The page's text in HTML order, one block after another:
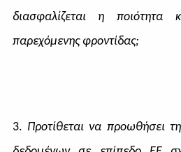
διασφαλίζεται η
παρεχόμενης φροντίδας;
3. Προτίθεται να προωθήσει